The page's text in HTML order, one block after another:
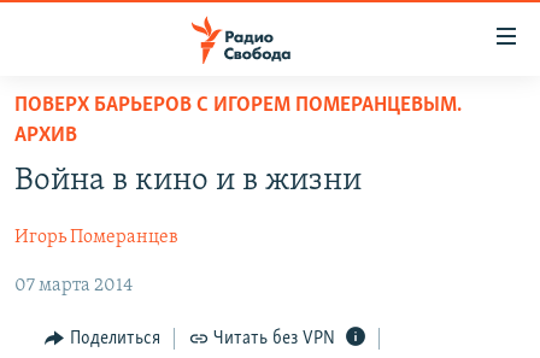
упрощенного
доступа
Вернуться
основному
Вернутся
ПРОГРАММЫ
ПОДКАСТЫ
МНЕНИЯ
КУЛЬТУРА
ПОВЕРХ БАРЬЕРОВ С ИГОРЕМ ПОМЕРАНЦЕВЫМ.
АРХИВ
Война в кино и в жизни
Игорь Померанцев
07 марта 2014
Поделиться Читать без VPN